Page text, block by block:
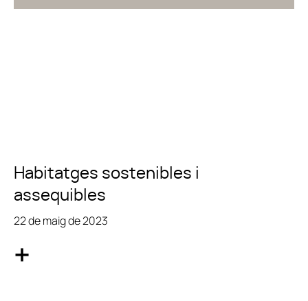
Habitatges sostenibles i
assequibles
22 de maig de 2023
+